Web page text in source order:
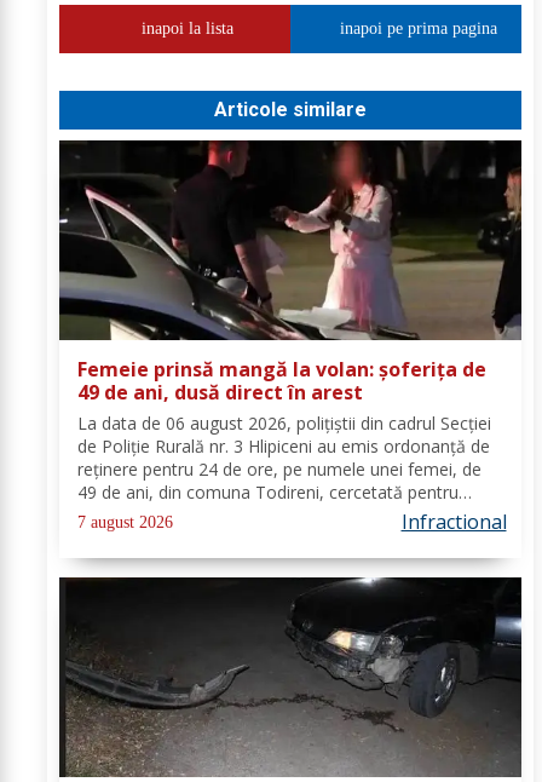
inapoi la lista inapoi pe prima pagina
Articole similare
Femeie prinsă mangă la volan: șoferița de
49 de ani, dusă direct în arest
La data de 06 august 2026, polițiștii din cadrul Secției
de Poliție Rurală nr. 3 Hlipiceni au emis ordonanță de
reținere pentru 24 de ore, pe numele unei femei, de
49 de ani, din comuna Todireni, cercetată pentru
comiterea infracțiunii de conducerea unui vehicul sub
influența alcoolului. În urma...
7 august 2026 Infractional